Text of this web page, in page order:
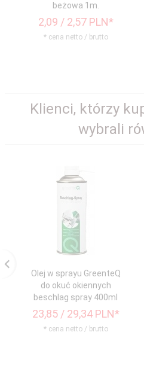
beżowa 1m.
2,09 / 2,57 PLN*
* cena netto / brutto
Klienci, którzy
wybrali
Olej w sprayu GreenteQ
do okuć okiennych
beschlag spray 400ml
23,85 / 29,34 PLN*
* cena netto / brutto